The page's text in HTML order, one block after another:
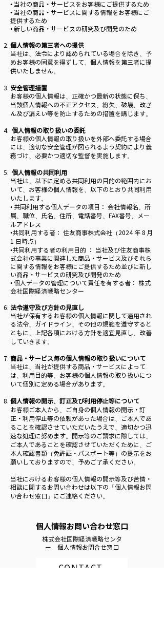
• 当社の商品・サービスをお客様にご提供するため
• 当社の商品・サービスに関する情報をお客様にご
提供するため
• 新しい商品・サービスの研究及び開発のため
個人情報の第三者への提供
当社は、法令により認められている場合を除き、予
めお客様の同意を得ずして、個人情報を第三者に提
供いたしません。
安全管理措置
お客様の個人情報は、正確かつ最新の状態に保ち、
当該個人情報への不正アクセス、紛失、破壊、改ざ
ん及び漏えい等を防止するための措置を講じます。
個人情報の取り扱いの委託
お客様の個人情報の取り扱いを外部へ委託する場合
には、適切な安全管理が図られるよう契約により義
務づけ、必要かつ適切な監督を実施します。
個人情報の共同利用
当社は、以下に定める共同利用の目的の範囲内にお
いて、お客様の個人情報を、以下のとおり共同利用
いたします。
• 共同利用する個人データの項目： 会社情報名、所
属、職位、氏名、住所、電話番号、FAX番号、メー
ルアドレス
•共同利用する者： 住友商事株式会社（2024 年 8 月
1 日時点）
•共同利用する者の利用目的 ： 当社及び住友商事株
式会社の事業に関連した商品・サービス及びそれら
に関する情報をお客様にご提供するため並びに新し
い商品・サービスの研究及び開発のため
• 個人データの管理について責任を有する者： 株式
会社国際経済戦略センター
法令遵守及び方針の見直し
当社が保有するお客様の個人情報に関して適用され
る法令、ガイドライン、その他の規範を遵守すると
ともに、上記各項における方針を適宜見直し、改善
していきます。
商品・サービス毎の個人情報の取り扱いについて
当社は、当社が提供する商品・サービスによって
は、利用目的等、お客様の個人情報の取り扱いにつ
いて個別に定める場合があります。
個人情報の開示、訂正及び利用停止等について
お客様ご本人から、ご自身の個人情報の開示・訂
正・利用停止等の依頼があった場合は、ご本人であ
ることを確認させていただいたうえで、適切かつ迅
速な処理に努めます。開示等のご請求に際しては、
ご本人であることを確認させていただくために、ご
本人確認書類（免許証・パスポート等）の提示をお
願いしておりますので、予めご了承ください。
当社におけるお客様の個人情報の開示等及び苦情・
相談に関するお問い合わせは以下の 「個人情報お問
い合わせ窓口」にご連絡ください。
個人情報お問い合わせ窓口
株式会社国際経済戦略センタ
ー 個人情報お問合せ窓口
CONTACT